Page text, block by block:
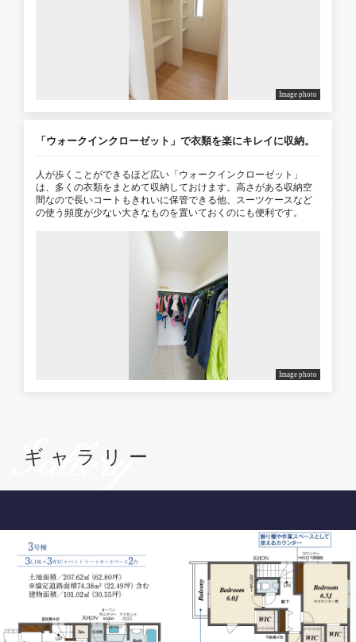
Image photo
「ウォークインクローゼット」で衣類を楽にキレイに収納。
人が歩くことができるほど広い「ウォークインクローゼット」
は、多くの衣類をまとめて収納しておけます。高さがある収納空
間なので長いコートもきれいに保管できる他、スーツケースなど
の使う頻度が少ない大きなものを置いておくのにも便利です。
Image photo
ギャラリー